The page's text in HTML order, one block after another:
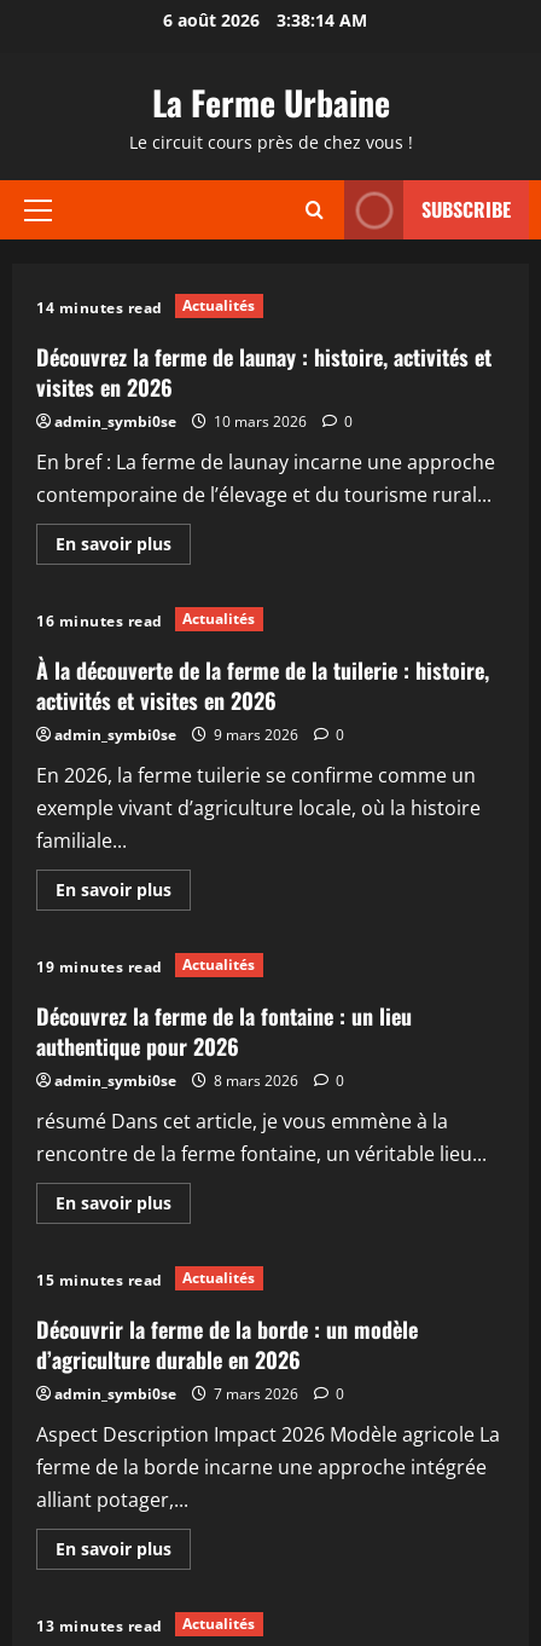
6 août 2026 3:38:15 AM
La Ferme Urbaine
Le circuit cours près de chez vous !
Menu
SUBSCRIBE
14 minutes read Actualités
Découvrez la ferme de launay : histoire, activités et
visites en 2026
admin_symbi0se 10 mars 2026 0
En bref : La ferme de launay incarne une approche
contemporaine de l’élevage et du tourisme rural...
En savoir plusEn
savoir
Découvrez
la
de
launay
:
histoire,
activités
et
visites
en
2026
16 minutes read Actualités
À la découverte de la ferme de la tuilerie : histoire,
activités et visites en 2026
admin_symbi0se 9 mars 2026 0
En 2026, la ferme tuilerie se confirme comme un
exemple vivant d’agriculture locale, où la histoire
familiale...
En savoir plusEn
savoir
À
la
de
la
ferme
de
la
tuilerie :
histoire,
activités
et
visites
19 minutes read Actualités
Découvrez la ferme de la fontaine : un lieu
authentique pour 2026
admin_symbi0se 8 mars 2026 0
résumé Dans cet article, je vous emmène à la
rencontre de la ferme fontaine, un véritable lieu...
En savoir plusEn
savoir
Découvrez
la
de
la
fontaine
:
un
lieu
authentique
pour
2026
15 minutes read Actualités
Découvrir la ferme de la borde : un modèle
d’agriculture durable en 2026
admin_symbi0se 7 mars 2026 0
Aspect Description Impact 2026 Modèle agricole La
ferme de la borde incarne une approche intégrée
alliant potager,...
En savoir plusEn
savoir
Découvrir
la
13 minutes read Actualités